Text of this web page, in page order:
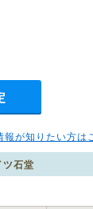
が知りたい方は
ツ石堂